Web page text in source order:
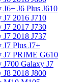
J6 Plus J610
J7 2016 J710
J7 2017 J730
J7 2018 J737
J7 Plus J7+
J7 PRIME G610
J700 Galaxy J7
J8 2018 J800